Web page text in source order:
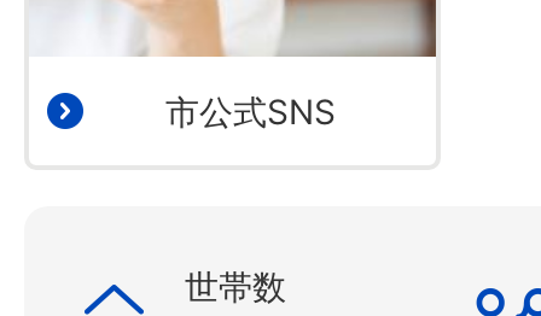
市公式SNS
世帯数